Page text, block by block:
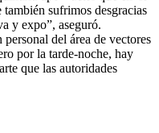
sufrimos desgracias
y expo”, aseguró.
del área de vectores
por la tarde-noche, hay
que las autoridades